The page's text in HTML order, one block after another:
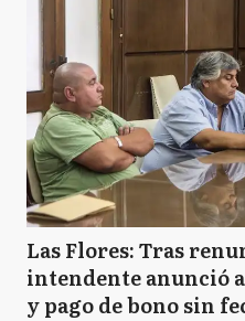
Las Flores: Tras
intendente anunció
y pago de bono sin